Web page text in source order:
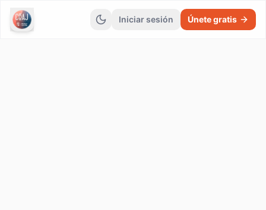
Iniciar sesión Únete gratis